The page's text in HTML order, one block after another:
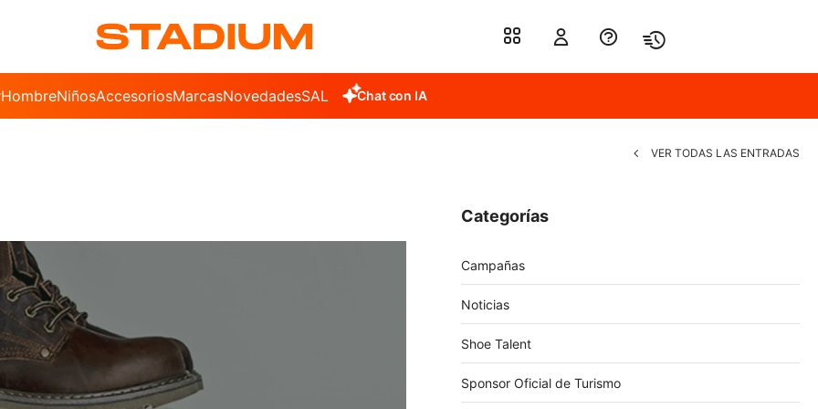
HombreNiñosAccesoriosMarcasNovedadesSALE Chat con IA
VER TODAS LAS ENTRADAS
Categorías
Campañas
Noticias
Shoe Talent
Sponsor Oficial de Turismo